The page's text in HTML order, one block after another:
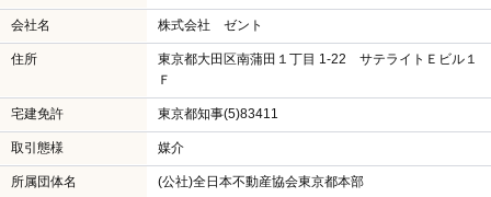
会社名 株式会社 ゼント
住所
東京都大田区南蒲田１丁目 1-22 サテライトＥビル１
Ｆ
宅建免許 東京都知事(5)83411
取引態様 媒介
所属団体名 (公社)全日本不動産協会東京都本部